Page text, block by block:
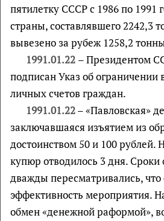
пятилетку СССР с 1986 по 1991
страны, составлявшего 2242,3
вывезено за рубеж 1258,2
1991.01.22 – Президентом
подписан Указ об ограничении
личных счетов граждан.
1991.01.22– «Павловская»
заключавшаяся изъятием из
достоинством 50 и 100 рублей.
купюр отводилось 3 дня.
дважды пересматривались, что
эффективность мероприятия.
обмен «денежной раформой»,